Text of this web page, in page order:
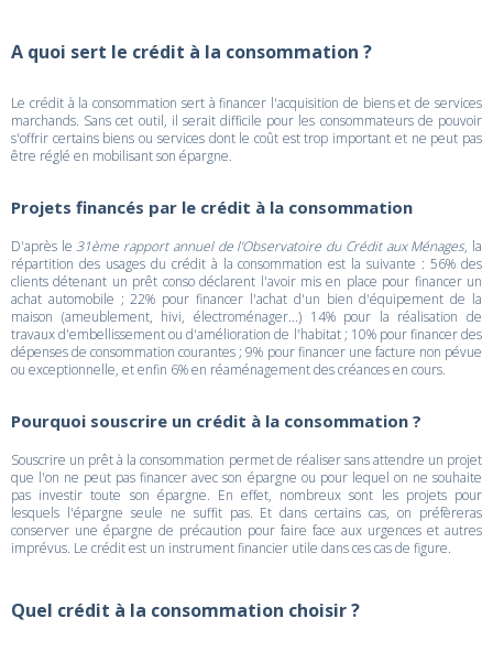
A quoi sert le crédit à la consommation ?
Le crédit à la consommation sert à financer l'acquisition de biens et de services
marchands. Sans cet outil, il serait difficile pour les consommateurs de pouvoir
s'offrir certains biens ou services dont le coût est trop important et ne peut pas
être réglé en mobilisant son épargne.
Projets financés par le crédit à la consommation
D'après le31ème rapport annuel de l'Observatoire du Crédit aux Ménages, la
répartition des usages du crédit à la consommation est la suivante : 56% des
clients détenant un prêt conso déclarent l'avoir mis en place pour financer un
achat automobile ; 22% pour financer l'achat d'un bien d'équipement de la
maison (ameublement, hivi, électroménager...) 14% pour la réalisation de
travaux d'embellissement ou d'amélioration de l'habitat ; 10% pour financer des
dépenses de consommation courantes ; 9% pour financer une facture non pévue
ou exceptionnelle, et enfin 6% en réaménagement des créances en cours.
Pourquoi souscrire un crédit à la consommation ?
Souscrire un prêt à la consommation permet de réaliser sans attendre un projet
que l'on ne peut pas financer avec son épargne ou pour lequel on ne souhaite
pas investir toute son épargne. En effet, nombreux sont les projets pour
lesquels l'épargne seule ne suffit pas. Et dans certains cas, on préfèreras
conserver une épargne de précaution pour faire face aux urgences et autres
imprévus. Le crédit est un instrument financier utile dans ces cas de figure.
Quel crédit à la consommation choisir ?